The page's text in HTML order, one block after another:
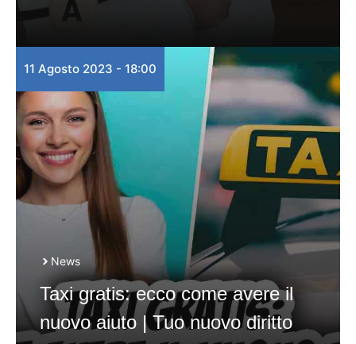
11 Agosto 2023 - 18:00
News
Taxi gratis: ecco come avere il
nuovo aiuto | Tuo nuovo diritto